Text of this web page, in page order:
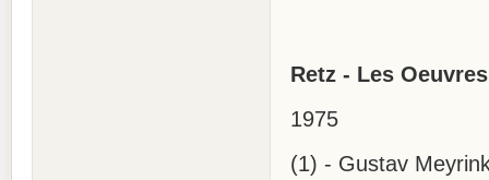
Retz - Les
1975
(1) - Gustav